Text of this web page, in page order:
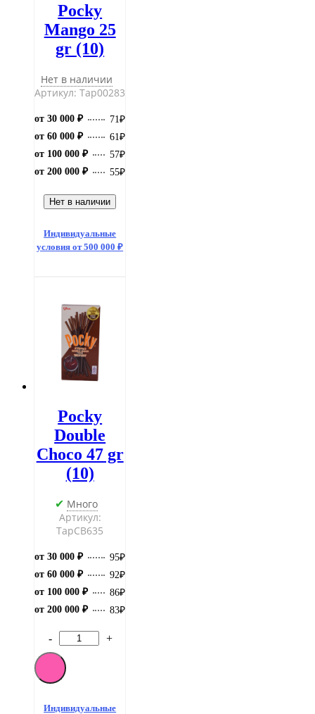
Pocky
Mango 25
gr (10)
Нет в наличии
Артикул: Тар00283
от 30 000 ₽ 71₽
от 60 000 ₽
61₽
от 100 000 ₽
57₽
от 200 000 ₽
55₽
Нет в наличии
Индивидуальные
условия от 500 000 ₽
Pocky
Double
Choco 47 gr
(10)
✔ Много
Артикул:
ТарCB635
от 30 000 ₽ 95₽
от 60 000 ₽
92₽
от 100 000 ₽
86₽
от 200 000 ₽
83₽
Количество
товара
Pocky
Double
47
- +
Индивидуальные